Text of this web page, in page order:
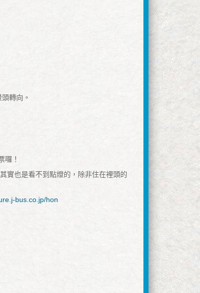
轉向。
囉！
實也是看不到點燈的，除非住在裡頭的
bus.co.jp/hon